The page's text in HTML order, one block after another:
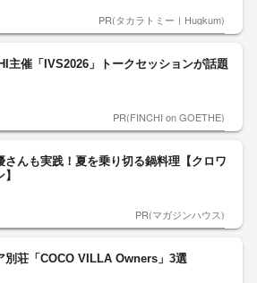
PR(タカラトミー｜Hugkum)
主催「IVS2026」トークセッションが話題
PR(FINCHI on GOETHE)
さんも実践！夏を乗り切る鍋料理【クロワ
PR(マガジンハウス)
別荘「COCO VILLA Owners」3選